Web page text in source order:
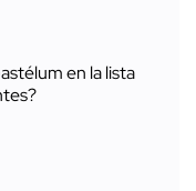
en la lista